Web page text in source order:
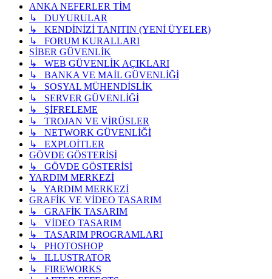
ANKA NEFERLER TİM
↳ DUYURULAR
↳ KENDİNİZİ TANITIN (YENİ ÜYELER)
↳ FORUM KURALLARI
SİBER GÜVENLİK
↳ WEB GÜVENLİK AÇIKLARI
↳ BANKA VE MAİL GÜVENLİĞİ
↳ SOSYAL MÜHENDİSLİK
↳ SERVER GÜVENLİĞİ
↳ ŞİFRELEME
↳ TROJAN VE VİRÜSLER
↳ NETWORK GÜVENLİĞİ
↳ EXPLOİTLER
GÖVDE GÖSTERİSİ
↳ GÖVDE GÖSTERİSİ
YARDIM MERKEZİ
↳ YARDIM MERKEZİ
GRAFİK VE VİDEO TASARIM
↳ GRAFİK TASARIM
↳ VİDEO TASARIM
↳ TASARIM PROGRAMLARI
↳ PHOTOSHOP
↳ ILLUSTRATOR
↳ FIREWORKS